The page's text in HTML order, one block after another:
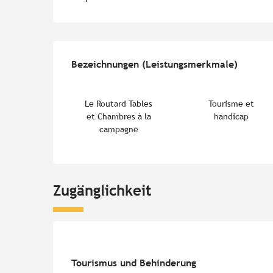
Bezeichnungen (Leistungsmerkmale)
Bezeichnungen (Leistungsmerkmale)
Le Routard Tables
et Chambres à la
campagne
Tourisme et
handicap
Zugänglichkeit
Tourismus und Behinderung
Tourismus und Behinderung